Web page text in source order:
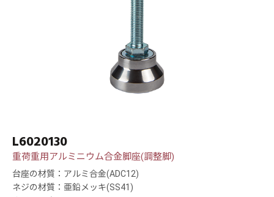
L6020130
重荷重用アルミニウム合金脚座(調整脚)
台座の材質：アルミ合金(ADC12)
ネジの材質：亜鉛メッキ(SS41)